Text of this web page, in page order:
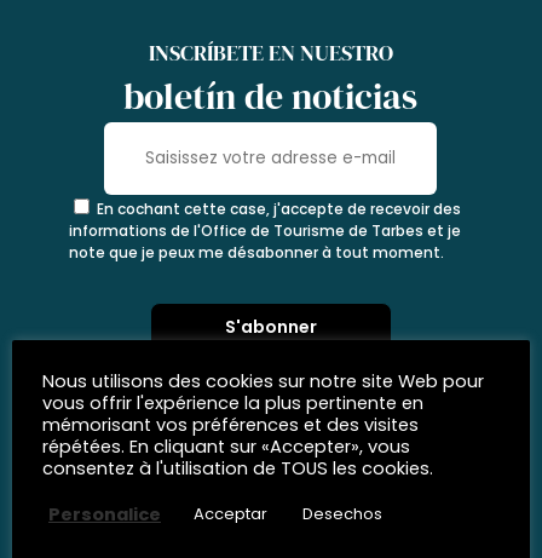
INSCRÍBETE EN NUESTRO
boletín de noticias
En cochant cette case, j'accepte de recevoir des
informations de l'Office de Tourisme de Tarbes et je
note que je peux me désabonner à tout moment.
Nous utilisons des cookies sur notre site Web pour
vous offrir l'expérience la plus pertinente en
mémorisant vos préférences et des visites
répétées. En cliquant sur «Accepter», vous
consentez à l'utilisation de TOUS les cookies.
Personalice
Acceptar Desechos